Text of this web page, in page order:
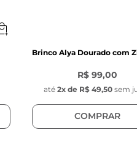
Brinco Alya Dourado com
R$ 99,00
até 2x de R$ 49,50 sem
COMPRAR